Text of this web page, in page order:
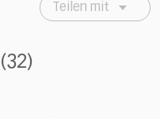
Teilen mit